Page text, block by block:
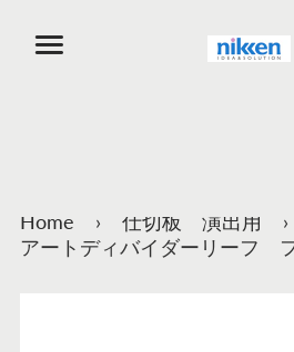
Home › 仕切板 演出用
›
アートディバイダーリーフ